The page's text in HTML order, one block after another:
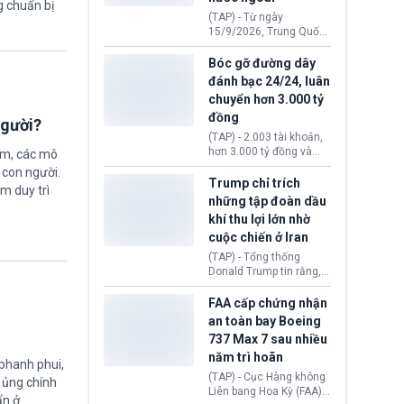
chuẩn bị
các mô
người.
duy trì
phui,
chính
ở
đến ổ dịch Salmonella
khiến ít nhất 110 người
mắc bệnh tại bang
Minnesota.
(TAP) - Từ ngày
15/9/2026, Trung Quốc
áp dụng quy định mới về
quản lý xuất nhập cảnh.
Một hành vi vi phạm giấy
tờ, xuất nhập cảnh trái
phép hay liên quan kiểm
soát công nghệ có thể
khiến công dân Trung
Quốc đối mặt lệnh cấm
xuất cảnh kéo dài tới 3
năm. Trong khi đó, người
nước ngoài sử dụng giấy
tờ giả có nguy cơ bị từ
chối nhập cảnh hoặc
cấm vào Trung Quốc tới
5 năm.
Bóc gỡ đường dây
đánh bạc 24/24, luân
chuyển hơn 3.000 tỷ
đồng
(TAP) - 2.003 tài khoản,
hơn 3.000 tỷ đồng và
một đường dây đánh
bạc xuyên quốc gia vận
hành 24/24 giờ vừa bị
Công an TP. Hải Phòng
(Việt Nam) bóc gỡ.
Trump chỉ trích
những tập đoàn dầu
khí thu lợi lớn nhờ
cuộc chiến ở Iran
(TAP) - Tổng thống
Donald Trump tin rằng, 2
tập đoàn dầu khí
ExxonMobil và Chevron
đã thu về lợi nhuận quá
lớn nhờ giá dầu tăng
mạnh suốt thời gian Hoa
Kỳ xảy ra xung đột ở
Iran. Trên cơ sở đó, lãnh
đạo Nhà Trắng kêu gọi
các doanh nghiệp cần
FAA cấp chứng nhận
an toàn bay Boeing
737 Max 7 sau nhiều
năm trì hoãn
(TAP) - Cục Hàng không
Liên bang Hoa Kỳ (FAA)